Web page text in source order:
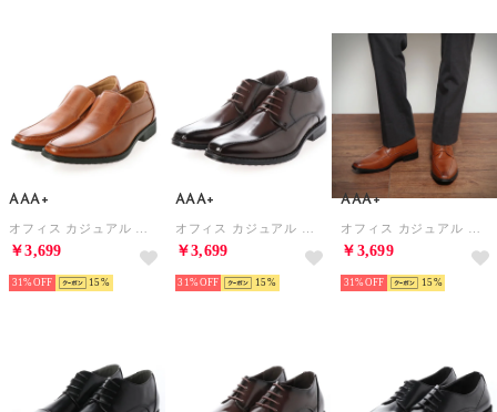
AAA+
￥3,699
31% 15
AAA+
￥3,699
31% 15
AAA+
￥3,699
31% 15